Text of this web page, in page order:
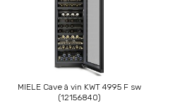
MIELE Cave à vin KWT 4995 F sw
(12156840)